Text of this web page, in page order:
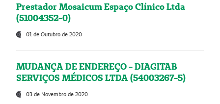
Prestador Mosaicum Espaço Clínico Ltda
(51004352-0)
01 de Outubro de 2020
MUDANÇA DE ENDEREÇO - DIAGITAB
SERVIÇOS MÉDICOS LTDA (54003267-5)
03 de Novembro de 2020